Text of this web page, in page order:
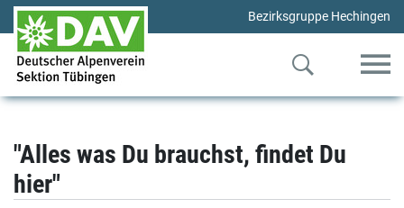
Bezirksgruppe Hechingen
"Alles was Du brauchst, findet Du
hier"